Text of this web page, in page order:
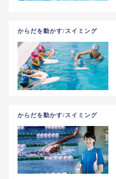
からだを動かす/スイミング
からだを動かす/スイミング